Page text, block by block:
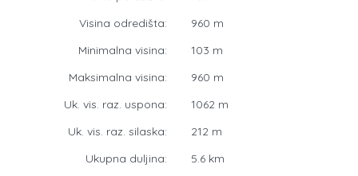
Visina odredišta:
960 m
Minimalna visina:
103 m
Maksimalna visina:
960 m
Uk. vis. raz. uspona:
1062 m
Uk. vis. raz. silaska:
212 m
Ukupna duljina:
5.6 km